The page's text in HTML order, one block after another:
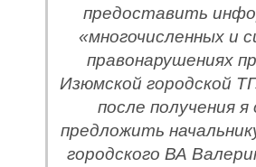
предоставить
«многочисленных и
правонарушениях
Изюмской городской
после получения
предложить
городского ВА